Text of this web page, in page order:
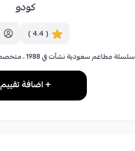
كودو
( 4.4 )
سلسلة مطاعم سعودية نشأت في 1988 ، متخصصة في تقديم الوجبات السريعة
+ اضافة تقييم